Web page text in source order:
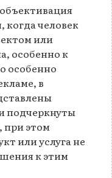
когда человек
или
особенно к
особенно
в
подчеркнуты
при этом
или услуга не
к этим